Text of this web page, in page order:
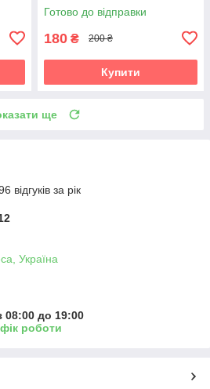
Готово до відправки
180 ₴ 200 ₴
Купити
ще
відгуків за рік
Україна
08:00 до 19:00
роботи